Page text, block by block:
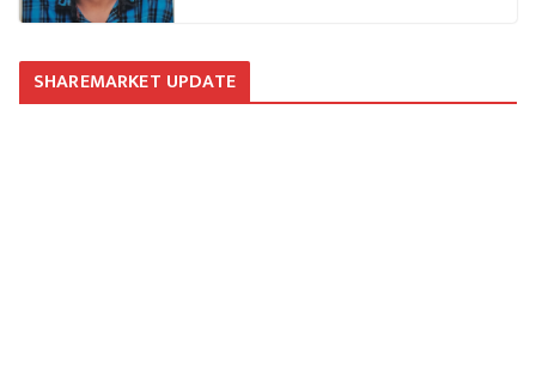
SHAREMARKET UPDATE